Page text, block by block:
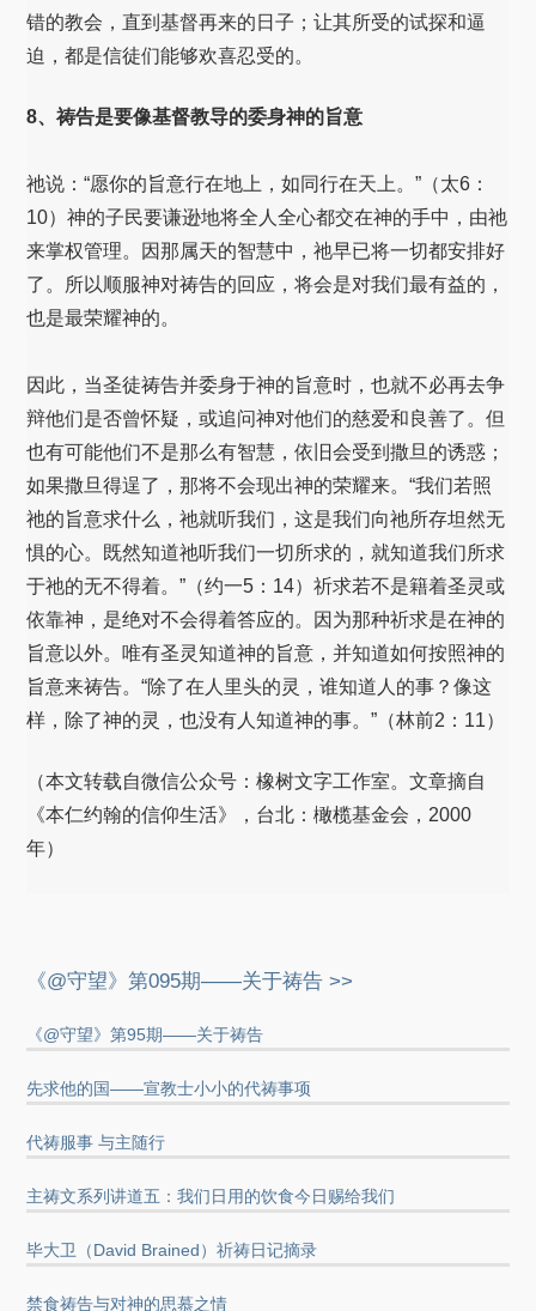
错的教会，直到基督再来的日子；让其所受的试探和逼
迫，都是信徒们能够欢喜忍受的。
8、祷告是要像基督教导的委身神的旨意
祂说：“愿你的旨意行在地上，如同行在天上。”（太6：
10）神的子民要谦逊地将全人全心都交在神的手中，由祂
来掌权管理。因那属天的智慧中，祂早已将一切都安排好
了。所以顺服神对祷告的回应，将会是对我们最有益的，
也是最荣耀神的。
因此，当圣徒祷告并委身于神的旨意时，也就不必再去争
辩他们是否曾怀疑，或追问神对他们的慈爱和良善了。但
也有可能他们不是那么有智慧，依旧会受到撒旦的诱惑；
如果撒旦得逞了，那将不会现出神的荣耀来。“我们若照
祂的旨意求什么，祂就听我们，这是我们向祂所存坦然无
惧的心。既然知道祂听我们一切所求的，就知道我们所求
于祂的无不得着。”（约一5：14）祈求若不是籍着圣灵或
依靠神，是绝对不会得着答应的。因为那种祈求是在神的
旨意以外。唯有圣灵知道神的旨意，并知道如何按照神的
旨意来祷告。“除了在人里头的灵，谁知道人的事？像这
样，除了神的灵，也没有人知道神的事。”（林前2：11）
（本文转载自微信公众号：橡树文字工作室。文章摘自
《本仁约翰的信仰生活》，台北：橄榄基金会，2000
年）
《@守望》第095期——关于祷告 >>
《@守望》第95期——关于祷告
先求他的国——宣教士小小的代祷事项
代祷服事 与主随行
主祷文系列讲道五：我们日用的饮食今日赐给我们
毕大卫（David Brained）祈祷日记摘录
禁食祷告与对神的思慕之情